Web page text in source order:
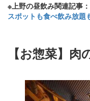
※上野の昼飲み関連記事：
スポットも食べ飲み放題
【お惣菜】肉